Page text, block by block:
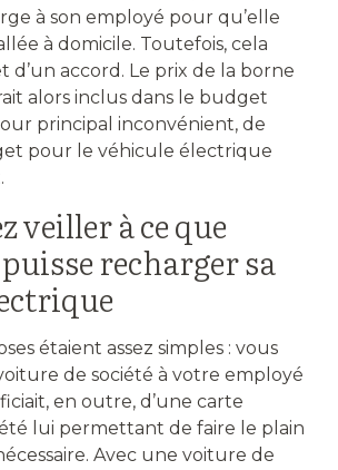
à son employé pour qu’elle
à domicile. Toutefois, cela
d’un accord. Le prix de la borne
alors inclus dans le budget
principal inconvénient, de
pour le véhicule électrique
veiller à ce que
recharger sa
étaient assez simples : vous
de société à votre employé
en outre, d’une carte
lui permettant de faire le plain
Avec une voiture de